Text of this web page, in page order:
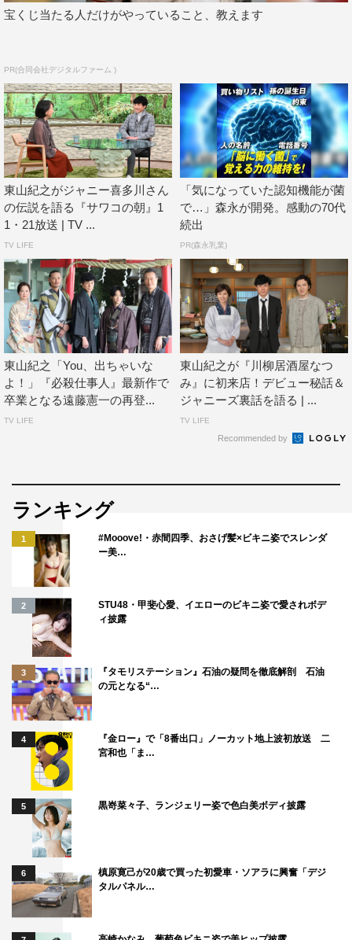
東山紀之コメント「世の中は変わっても、さんまさん
だけは変わらない」
1 2 全文表示
小栗旬
宝くじ当たる人だけがやっていること、教えます
PR(合同会社デジタルファーム )
東山紀之がジャニー喜多川さん
の伝説を語る『サワコの朝』1
1・21放送 | TV ...
TV LIFE
「気になっていた認知機能が菌
で…」森永が開発。感動の70代
続出
PR(森永乳業)
東山紀之「You、出ちゃいな
よ！」『必殺仕事人』最新作で
卒業となる遠藤憲一の再登...
TV LIFE
東山紀之が『川柳居酒屋なつ
み』に初来店！デビュー秘話＆
ジャニーズ裏話を語る | ...
TV LIFE
Recommended by
ランキング
1
#Mooove!・赤間四季、おさげ髪×ビキニ姿でスレンダ
ー美…
2
STU48・甲斐心愛、イエローのビキニ姿で愛されボデ
ィ披露
3
『タモリステーション』石油の疑問を徹底解剖 石油
の元となる“…
4
『金ロー』で「8番出口」ノーカット地上波初放送 二
宮和也「ま…
5 黒嵜菜々子、ランジェリー姿で色白美ボディ披露
6
槙原寛己が20歳で買った初愛車・ソアラに興奮「デジ
タルパネル…